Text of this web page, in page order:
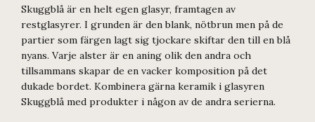
Skuggblå är en helt egen glasyr, framtagen av
restglasyrer. I grunden är den blank, nötbrun men på de
partier som färgen lagt sig tjockare skiftar den till en blå
nyans. Varje alster är en aning olik den andra och
tillsammans skapar de en vacker komposition på det
dukade bordet. Kombinera gärna keramik i glasyren
Skuggblå med produkter i någon av de andra serierna.